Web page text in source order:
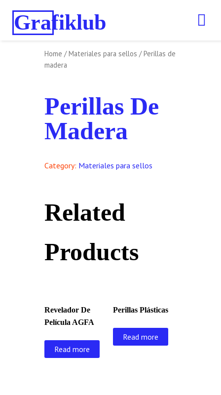
Grafiklub
Home /Materiales para sellos / Perillas de
madera
Perillas De
Madera
Category: Materiales para sellos
Related
Products
Revelador De
Película AGFA
Read more
Perillas Plásticas
Read more